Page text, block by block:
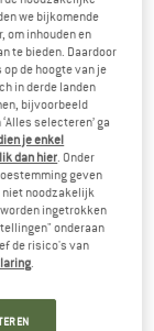
EU42
45 EU45,5
infovak en bevat
we bijkomende
om inhouden en
te bieden. Daardoor
de hoogte van je
in derde landen
bijvoorbeeld
selecteren’ ga
je enkel
dan hier. Onder
geven
noodzakelijk
ingetrokken
onderaan
de risico's van
.